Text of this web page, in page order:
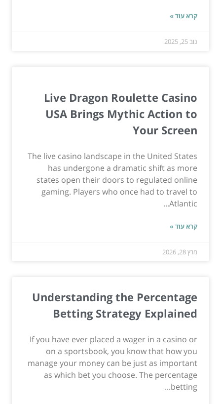
קרא עוד »
נוב 25, 2025
Live Dragon Roulette Casino
USA Brings Mythic Action to
Your Screen
The live casino landscape in the United States
has undergone a dramatic shift as more
states open their doors to regulated online
gaming. Players who once had to travel to
Atlantic...
קרא עוד »
מרץ 28, 2026
Understanding the Percentage
Betting Strategy Explained
If you have ever placed a wager in a casino or
on a sportsbook, you know that how you
manage your money can be just as important
as which bet you choose. The percentage
betting...